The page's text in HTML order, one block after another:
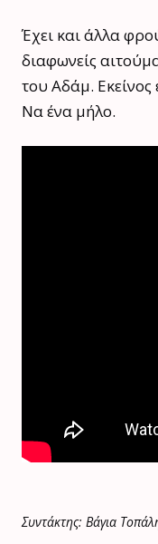
Έχει και άλλα
διαφωνείς
του Αδάμ. Εκείνος
Να ένα μήλο.
Συντάκτης: Βάγια